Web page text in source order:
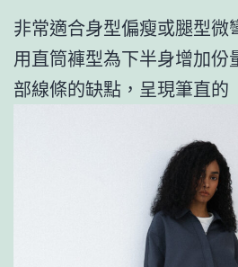
非常適合身型偏瘦或腿型微
用直筒褲型為下半身增加份
部線條的缺點，呈現筆直的